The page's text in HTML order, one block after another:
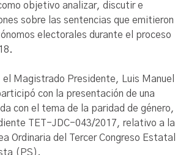
objetivo analizar, discutir e
sobre las sentencias que emitieron
electorales durante el proceso
el Magistrado Presidente, Luis Manuel
con la presentación de una
con el tema de la paridad de género,
TET-JDC-043/2017, relativo a la
Ordinaria del Tercer Congreso Estatal
(PS).